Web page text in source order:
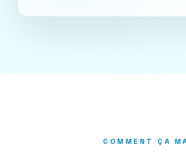
COMMENT ÇA